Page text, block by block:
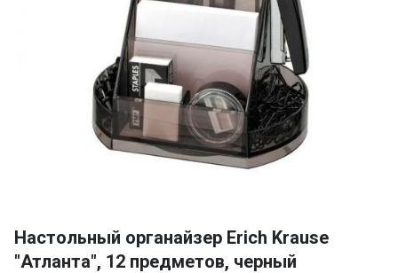
of
1
Настольный органайзер Erich Krause
"Атланта", 12 предметов, черный